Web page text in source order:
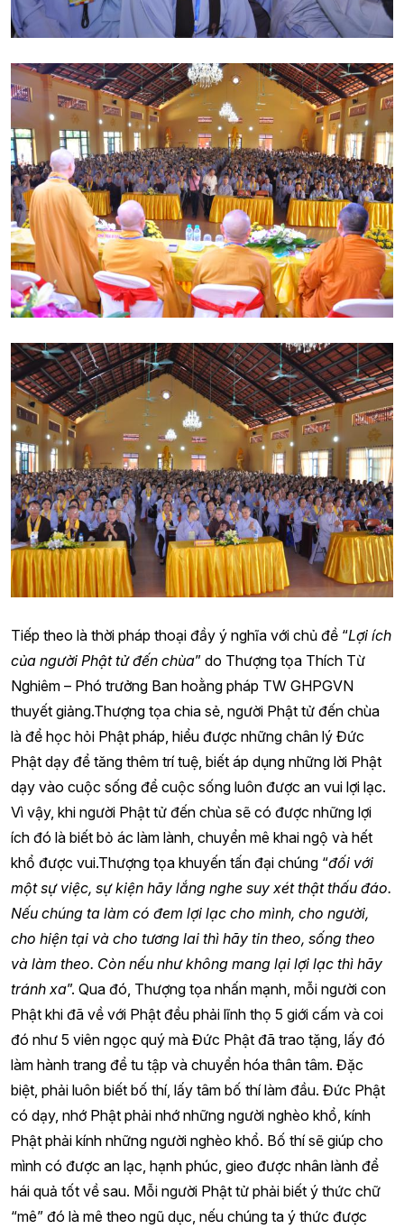
Tiếp theo là thời pháp thoại đầy ý nghĩa với chủ đề “Lợi ích
của người Phật tử đến chùa” do Thượng tọa Thích Từ
Nghiêm – Phó trưởng Ban hoằng pháp TW GHPGVN
thuyết giảng.Thượng tọa chia sẻ, người Phật tử đến chùa
là để học hỏi Phật pháp, hiểu được những chân lý Đức
Phật dạy để tăng thêm trí tuệ, biết áp dụng những lời Phật
dạy vào cuộc sống để cuộc sống luôn được an vui lợi lạc.
Vì vậy, khi người Phật tử đến chùa sẽ có được những lợi
ích đó là biết bỏ ác làm lành, chuyển mê khai ngộ và hết
khổ được vui.Thượng tọa khuyến tấn đại chúng “đối với
một sự việc, sự kiện hãy lắng nghe suy xét thật thấu đáo.
Nếu chúng ta làm có đem lợi lạc cho mình, cho người,
cho hiện tại và cho tương lai thì hãy tin theo, sống theo
và làm theo. Còn nếu như không mang lại lợi lạc thì hãy
tránh xa”. Qua đó, Thượng tọa nhấn mạnh, mỗi người con
Phật khi đã về với Phật đều phải lĩnh thọ 5 giới cấm và coi
đó như 5 viên ngọc quý mà Đức Phật đã trao tặng, lấy đó
làm hành trang để tu tập và chuyển hóa thân tâm. Đặc
biệt, phải luôn biết bố thí, lấy tâm bố thí làm đầu. Đức Phật
có dạy, nhớ Phật phải nhớ những người nghèo khổ, kính
Phật phải kính những người nghèo khổ. Bố thí sẽ giúp cho
mình có được an lạc, hạnh phúc, gieo được nhân lành để
hái quả tốt về sau. Mỗi người Phật tử phải biết ý thức chữ
“mê” đó là mê theo ngũ dục, nếu chúng ta ý thức được